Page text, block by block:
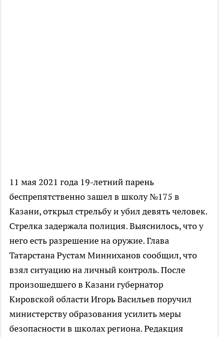
11 мая 2021 года 19-летний парень
беспрепятственно зашел в школу №175 в
Казани, открыл стрельбу и убил девять человек.
Стрелка задержала полиция. Выяснилось, что у
него есть разрешение на оружие. Глава
Татарстана Рустам Минниханов сообщил, что
взял ситуацию на личный контроль. После
произошедшего в Казани губернатор
Кировской области Игорь Васильев поручил
министерству образования усилить меры
безопасности в школах региона. Редакция